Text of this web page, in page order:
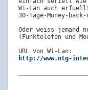
Wi-Lan auch
30-Tage-Money-
Oder weiss jemand
(Funktelefon und
http://www.ntg-